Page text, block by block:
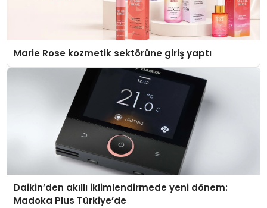
Marie Rose kozmetik sektörüne giriş yaptı
Daikin’den akıllı iklimlendirmede yeni dönem:
Madoka Plus Türkiye’de